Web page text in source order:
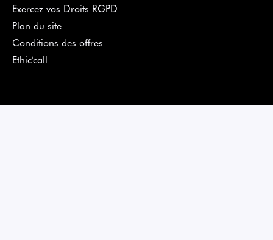
Exercez vos Droits RGPD
Plan du site
Conditions des offres
Ethic'call